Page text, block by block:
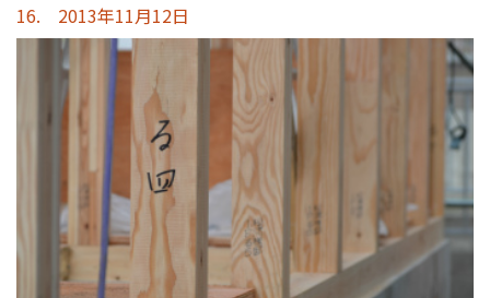
16. 2013年11月12日